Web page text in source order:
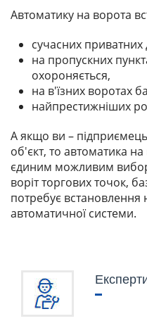
Автоматику на ворота
сучасних
на пропускних
охороняється,
на в'їзних воротах
найпрестижніших
А якщо ви –
об'єкт, то автоматика
єдиним можливим
воріт торгових точок,
потребує встановлення
автоматичної системи.